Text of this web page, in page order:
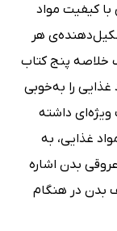
با کیفیت مواد
هر
خلاصه پنج کتاب
را به‌خوبی
داشته
غذایی، به
بدن اشاره
بدن در هنگام